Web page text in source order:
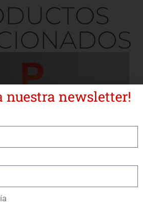
nuestra newsletter!